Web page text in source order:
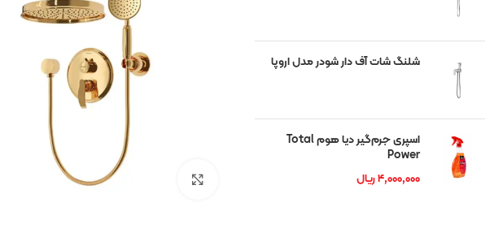
گاتریا
ریتون
شلنگ شات آف دار شودر مدل اروپا
اسپری جرم‌گیر دیا هوم Total
Power
۴,۰۰۰,۰۰۰ریال بزرگنمایی تصویر